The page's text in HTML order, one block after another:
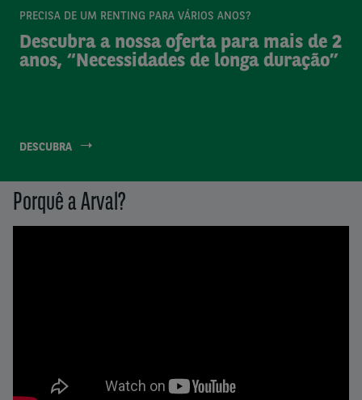
PRECISA DE UM RENTING PARA VÁRIOS ANOS?
Descubra a nossa oferta para mais de 2
anos, “Necessidades de longa duração”
DESCUBRA
Porquê a Arval?